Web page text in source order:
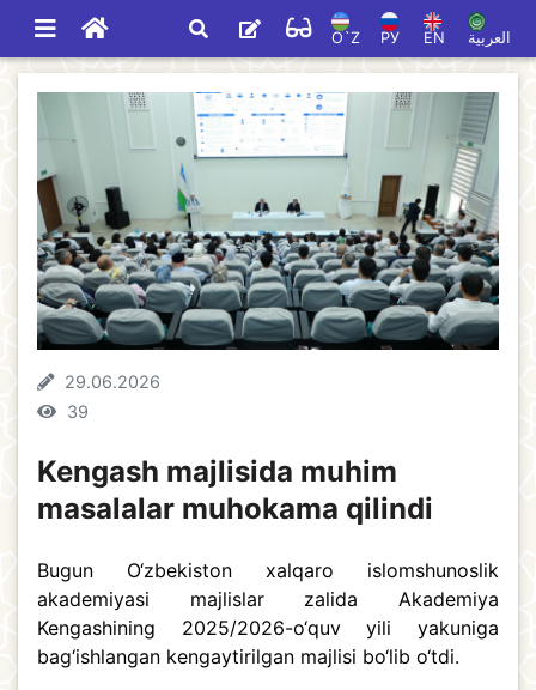
O`Z РУ EN العربية
29.06.2026
39
Kengash majlisida muhim
masalalar muhokama qilindi
Bugun O‘zbekiston xalqaro islomshunoslik
akademiyasi majlislar zalida Akademiya
Kengashining 2025/2026-o‘quv yili yakuniga
bag‘ishlangan kengaytirilgan majlisi bo‘lib o‘tdi.